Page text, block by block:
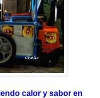
calor y sabor en